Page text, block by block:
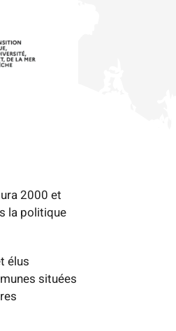
2000 et
la politique
élus
situées